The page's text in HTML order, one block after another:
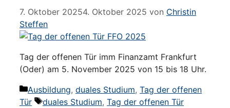
7. Oktober 20254. Oktober 2025 von Christin
Steffen
Tag der offenen Tür imm Finanzamt Frankfurt
(Oder) am 5. November 2025 von 15 bis 18 Uhr.
Kategorien
Ausbildung, duales Studium, Tag der offenen
Tür
Schlagwörter
duales Studium, Tag der offenen Tür